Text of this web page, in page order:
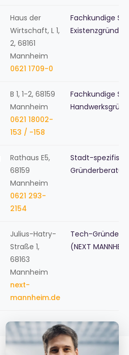
Haus der
Wirtschaft, L 1,
2, 68161
Mannheim
0621 1709-0
Fachkundige
B 1, 1-2, 68159
Mannheim
0621 18002-
153 / -158
Fachkundige
Rathaus E5,
68159
Mannheim
0621 293-
2154
Stadt-
Julius-Hatry-
Straße 1,
68163
Mannheim
next-
mannheim.de
Tech-
(NEXT